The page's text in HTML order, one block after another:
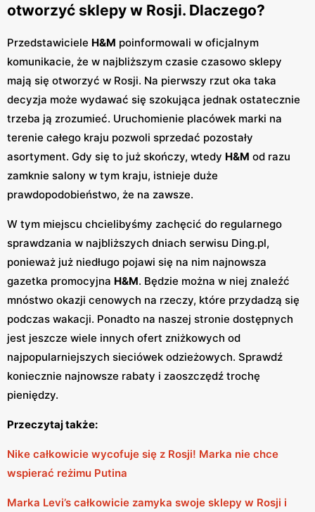
otworzyć sklepy w Rosji. Dlaczego?
Przedstawiciele H&M poinformowali w oficjalnym
komunikacie, że w najbliższym czasie czasowo sklepy
mają się otworzyć w Rosji. Na pierwszy rzut oka taka
decyzja może wydawać się szokująca jednak ostatecznie
trzeba ją zrozumieć. Uruchomienie placówek marki na
terenie całego kraju pozwoli sprzedać pozostały
asortyment. Gdy się to już skończy, wtedy H&M od razu
zamknie salony w tym kraju, istnieje duże
prawdopodobieństwo, że na zawsze.
W tym miejscu chcielibyśmy zachęcić do regularnego
sprawdzania w najbliższych dniach serwisu Ding.pl,
ponieważ już niedługo pojawi się na nim najnowsza
gazetka promocyjna H&M. Będzie można w niej znaleźć
mnóstwo okazji cenowych na rzeczy, które przydadzą się
podczas wakacji. Ponadto na naszej stronie dostępnych
jest jeszcze wiele innych ofert zniżkowych od
najpopularniejszych sieciówek odzieżowych. Sprawdź
koniecznie najnowsze rabaty i zaoszczędź trochę
pieniędzy.
Przeczytaj także:
Nike całkowicie wycofuje się z Rosji! Marka nie chce
wspierać reżimu Putina
Marka Levi’s całkowicie zamyka swoje sklepy w Rosji i